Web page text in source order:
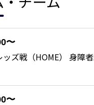
〜
ズ戦（HOME） 身障
〜